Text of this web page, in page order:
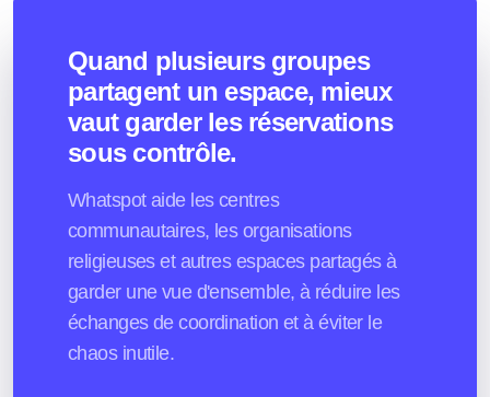
Quand plusieurs groupes
partagent un espace, mieux
vaut garder les réservations
sous contrôle.
Whatspot aide les centres
communautaires, les organisations
religieuses et autres espaces partagés à
garder une vue d'ensemble, à réduire les
échanges de coordination et à éviter le
chaos inutile.